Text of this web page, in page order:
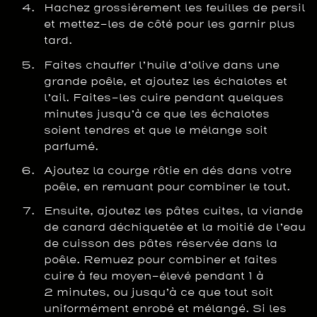
Hachez grossièrement les feuilles de persil
et mettez-les de côté pour les garnir plus
tard.
Faites chauffer l’huile d’olive dans une
grande poêle, et ajoutez les échalotes et
l’ail. Faites-les cuire pendant quelques
minutes jusqu’à ce que les échalotes
soient tendres et que le mélange soit
parfumé.
Ajoutez la courge rôtie en dés dans votre
poêle, en remuant pour combiner le tout.
Ensuite, ajoutez les pâtes cuites, la viande
de canard déchiquetée et la moitié de l’eau
de cuisson des pâtes réservée dans la
poêle. Remuez pour combiner et faites
cuire à feu moyen-élevé pendant 1 à
2 minutes, ou jusqu’à ce que tout soit
uniformément enrobé et mélangé. Si les